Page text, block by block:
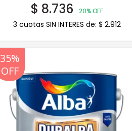
$ 8.736 20% OFF
3 cuotas SIN INTERES de: $ 2.912
20%
OFF
35%
OFF